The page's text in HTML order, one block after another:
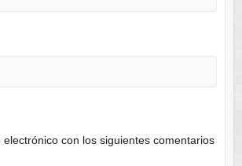
electrónico con los siguientes comentarios